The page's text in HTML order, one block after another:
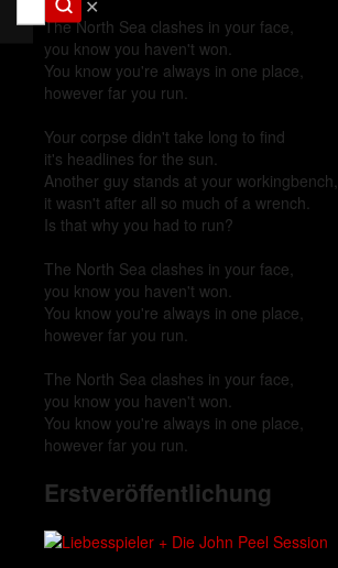
✕
The North Sea clashes in your face,
you know you haven't won.
You know you're always in one place,
however far you run.
Your corpse didn't take long to find
it's headlines for the sun.
Another guy stands at your workingbench,
it wasn't after all so much of a wrench.
Is that why you had to run?
The North Sea clashes in your face,
you know you haven't won.
You know you're always in one place,
however far you run.
The North Sea clashes in your face,
you know you haven't won.
You know you're always in one place,
however far you run.
Erstveröffentlichung